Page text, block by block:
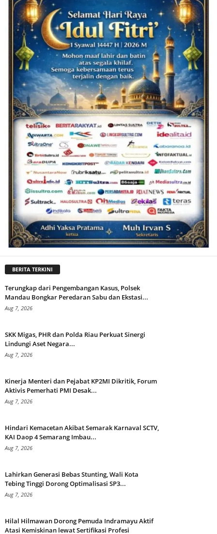
BERITA TERKINI
Terungkap dari Pengembangan Kasus, Polsek
Mandau Bongkar Peredaran Sabu dan Ekstasi...
Aug 7, 2026
SKK Migas, PHR dan Polda Riau Perkuat Sinergi
Lindungi Aset Negara...
Aug 7, 2026
Kinerja Menteri dan Pejabat KP2MI Dikritik, Forum
Aktivis Pemerhati PMI Desak...
Aug 7, 2026
Hindari Kemacetan Akibat Semarak Karnaval SCTV,
KAI Daop 4 Semarang Imbau...
Aug 7, 2026
Lahirkan Generasi Bebas Stunting, Wali Kota
Tebing Tinggi Dorong Optimalisasi SP3...
Aug 7, 2026
Hilal Hilmawan Dorong Pemuda Indramayu Aktif
Atasi Kemiskinan lewat Sertifikasi Profesi